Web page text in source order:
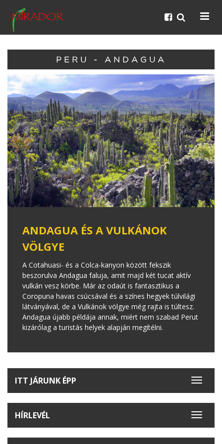
PERU - ANDAGUA
ANDAGUA ÉS A VULKÁNOK
VÖLGYE
A Cotahuasi- és a Colca-kanyon között fekszik
beszorulva Andagua faluja, amit majd két tucat aktív
vulkán vesz körbe. Már az odaút is fantasztikus a
Coropuna havas csúcsával és a színes hegyek túlvilági
látványával, de a Vulkánok völgye még rajta is túltesz.
Andagua újabb példája annak, miért nem szabad Perut
kizárólag a turistás helyek alapján megítélni.
Toggle
ITT JÁRUNK ÉPP
Toggle
HÍRLEVÉL